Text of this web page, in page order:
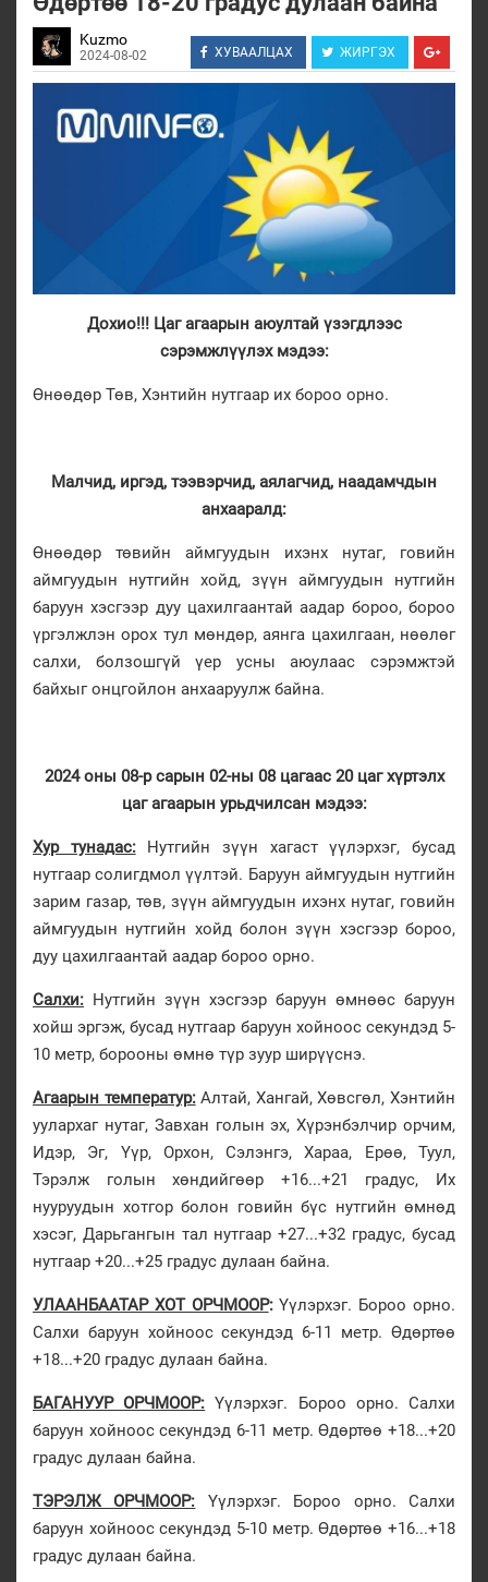
Kuzmo
2024-08-02 ХУВААЛЦАХ ЖИРГЭХ
Дохио!!! Цаг агаарын аюултай үзэгдлээс
сэрэмжлүүлэх мэдээ:
Өнөөдөр Төв, Хэнтийн нутгаар их бороо орно.
Малчид, иргэд, тээвэрчид, аялагчид, наадамчдын
анхааралд:
Өнөөдөр төвийн аймгуудын ихэнх нутаг, говийн
аймгуудын нутгийн хойд, зүүн аймгуудын нутгийн
баруун хэсгээр дуу цахилгаантай аадар бороо, бороо
үргэлжлэн орох тул мөндөр, аянга цахилгаан, нөөлөг
салхи, болзошгүй үер усны аюулаас сэрэмжтэй
байхыг онцгойлон анхааруулж байна.
2024 оны 08-р сарын 02-ны 08 цагаас 20 цаг хүртэлх
цаг агаарын урьдчилсан мэдээ:
Хур тунадас:Нутгийн зүүн хагаст үүлэрхэг, бусад
нутгаар солигдмол үүлтэй. Баруун аймгуудын нутгийн
зарим газар, төв, зүүн аймгуудын ихэнх нутаг, говийн
аймгуудын нутгийн хойд болон зүүн хэсгээр бороо,
дуу цахилгаантай аадар бороо орно.
Салхи: Нутгийн зүүн хэсгээр баруун өмнөөс баруун
хойш эргэж, бусад нутгаар баруун хойноос секундэд 5-
10 метр, борооны өмнө түр зуур ширүүснэ.
Агаарын температур:Алтай, Хангай, Хөвсгөл, Хэнтийн
уулархаг нутаг, Завхан голын эх, Хүрэнбэлчир орчим,
Идэр, Эг, Үүр, Орхон, Сэлэнгэ, Хараа, Ерөө, Туул,
Тэрэлж голын хөндийгөөр +16...+21 градус, Их
нууруудын хотгор болон говийн бүс нутгийн өмнөд
хэсэг, Дарьгангын тал нутгаар +27...+32 градус, бусад
нутгаар +20...+25 градус дулаан байна.
УЛААНБААТАР ХОТ ОРЧМООР:Үүлэрхэг. Бороо орно.
Салхи баруун хойноос секундэд 6-11 метр. Өдөртөө
+18...+20 градус дулаан байна.
БАГАНУУР ОРЧМООР: Үүлэрхэг. Бороо орно. Салхи
баруун хойноос секундэд 6-11 метр. Өдөртөө +18...+20
градус дулаан байна.
ТЭРЭЛЖ ОРЧМООР: Үүлэрхэг. Бороо орно. Салхи
баруун хойноос секундэд 5-10 метр. Өдөртөө +16...+18
градус дулаан байна.